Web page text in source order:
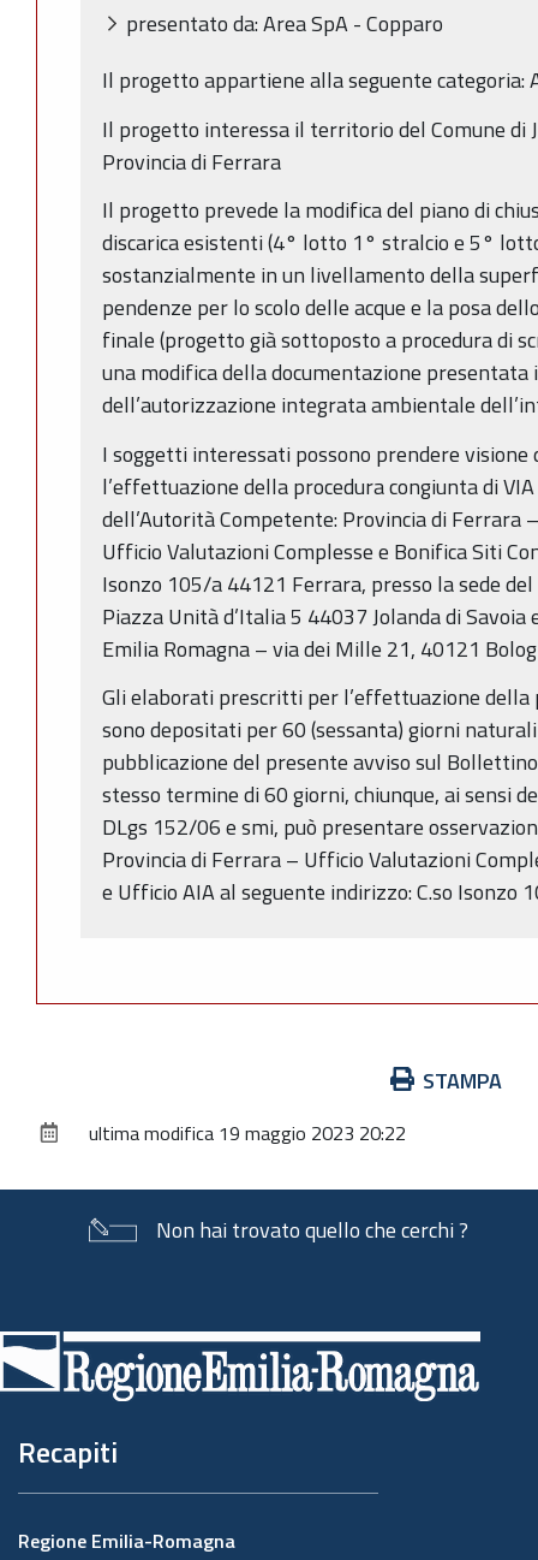
presentato da: Area SpA - Copparo
Il progetto appartiene alla seguente categoria:
Il progetto interessa il territorio del Comune di
Provincia di Ferrara
Il progetto prevede la modifica del piano di
discarica esistenti (4° lotto 1° stralcio e 5°
sostanzialmente in un livellamento della
pendenze per lo scolo delle acque e la posa
finale (progetto già sottoposto a procedura di
una modifica della documentazione
dell’autorizzazione integrata ambientale
I soggetti interessati possono prendere
l’effettuazione della procedura congiunta di
dell’Autorità Competente: Provincia di Ferrara
Ufficio Valutazioni Complesse e Bonifica Siti
Isonzo 105/a 44121 Ferrara, presso la sede del
Piazza Unità d’Italia 5 44037 Jolanda di Savoia
Emilia Romagna – via dei Mille 21, 40121
Gli elaborati prescritti per l’effettuazione della
sono depositati per 60 (sessanta) giorni
pubblicazione del presente avviso sul
stesso termine di 60 giorni, chiunque, ai sensi
DLgs 152/06 e smi, può presentare
Provincia di Ferrara – Ufficio Valutazioni
e Ufficio AIA al seguente indirizzo: C.so Isonzo
documento
STAMPA
ultima modifica 19 maggio 2023 20:22
Non hai trovato quello che cerchi ?
di
pagina
Recapiti
Regione Emilia-Romagna